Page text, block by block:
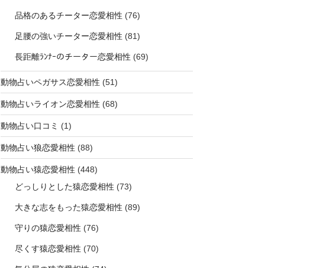
品格のあるチーター恋愛相性 (76)
足腰の強いチーター恋愛相性 (81)
長距離ﾗﾝﾅｰのチーター恋愛相性 (69)
動物占いペガサス恋愛相性 (51)
動物占いライオン恋愛相性 (68)
動物占い口コミ (1)
動物占い狼恋愛相性 (88)
動物占い猿恋愛相性 (448)
どっしりとした猿恋愛相性 (73)
大きな志をもった猿恋愛相性 (89)
守りの猿恋愛相性 (76)
尽くす猿恋愛相性 (70)